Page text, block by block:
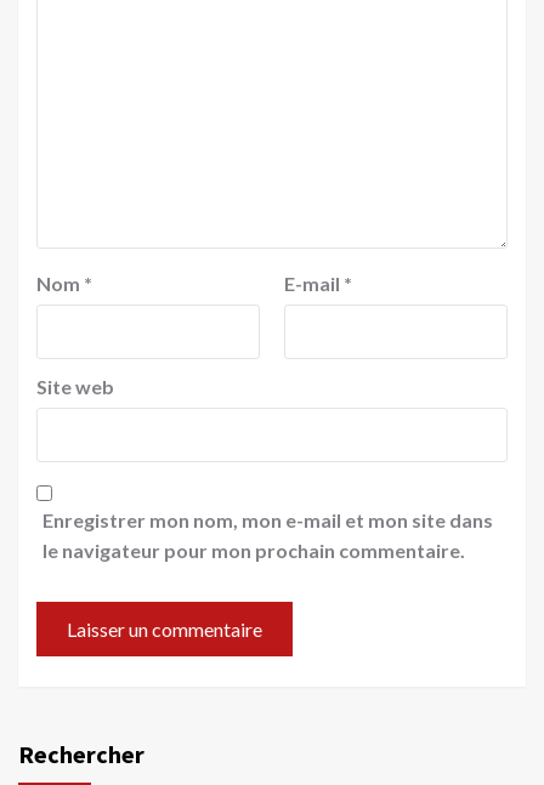
Nom * E-mail *
Site web
Enregistrer mon nom, mon e-mail et mon site dans
le navigateur pour mon prochain commentaire.
Rechercher